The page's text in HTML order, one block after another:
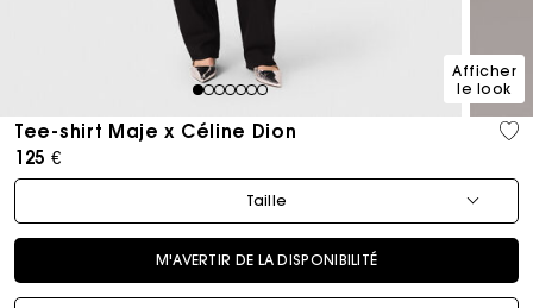
1234567
Afficher
le look
Tee-shirt Maje x Céline Dion
125 €
Taille
M'AVERTIR DE LA DISPONIBILITÉ